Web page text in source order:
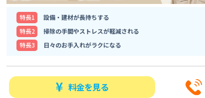
特⻑1
設備・建材が長持ちする
特⻑2
掃除の手間やストレスが軽減される
特⻑3
日々のお手入れがラクになる
料金を見る